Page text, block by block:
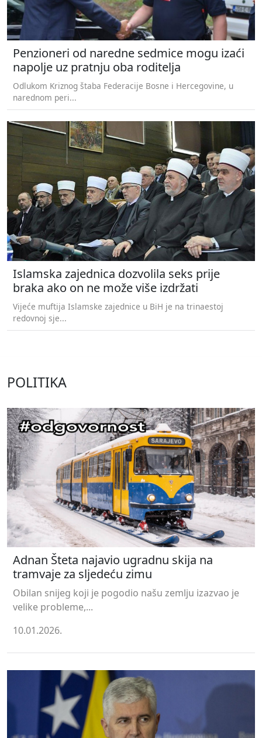
Penzioneri od naredne sedmice mogu izaći
napolje uz pratnju oba roditelja
Odlukom Kriznog štaba Federacije Bosne i Hercegovine, u
narednom peri...
Islamska zajednica dozvolila seks prije
braka ako on ne može više izdržati
Vijeće muftija Islamske zajednice u BiH je na trinaestoj
redovnoj sje...
POLITIKA
Adnan Šteta najavio ugradnu skija na
tramvaje za sljedeću zimu
Obilan snijeg koji je pogodio našu zemlju izazvao je
velike probleme,...
10.01.2026.